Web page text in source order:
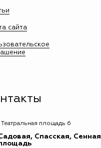
сайта
площадь 6
Спасская, Сенная